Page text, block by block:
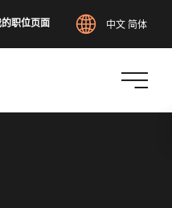
职位页面 中文 简体